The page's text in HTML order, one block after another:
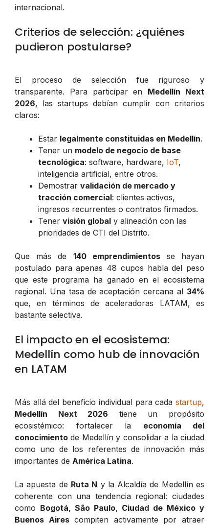
internacional.
Criterios de selección: ¿quiénes
pudieron postularse?
El proceso de selección fue riguroso y
transparente. Para participar en Medellín Next
2026, las startups debían cumplir con criterios
claros:
Estar legalmente constituidas en Medellín.
Tener un modelo de negocio de base
tecnológica: software, hardware, IoT,
inteligencia artificial, entre otros.
Demostrar validación de mercado y
tracción comercial: clientes activos,
ingresos recurrentes o contratos firmados.
Tener visión global y alineación con las
prioridades de CTI del Distrito.
Que más de 140 emprendimientosse hayan
postulado para apenas 48 cupos habla del peso
que este programa ha ganado en el ecosistema
regional. Una tasa de aceptación cercana al 34%
que, en términos de aceleradoras LATAM, es
bastante selectiva.
El impacto en el ecosistema:
Medellín como hub de innovación
en LATAM
Más allá del beneficio individual para cada startup,
Medellín Next 2026 tiene un propósito
ecosistémico: fortalecer la economía del
conocimiento de Medellín y consolidar a la ciudad
como uno de los referentes de innovación más
importantes de América Latina.
La apuesta de Ruta N y la Alcaldía de Medellín es
coherente con una tendencia regional: ciudades
como Bogotá, São Paulo, Ciudad de México y
Buenos Airescompiten activamente por atraer